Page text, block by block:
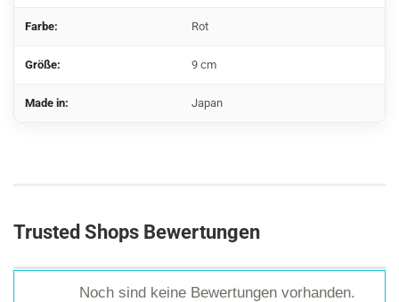
Farbe: Rot
Größe: 9 cm
Made in: Japan
Trusted Shops Bewertungen
Noch sind keine Bewertungen vorhanden.